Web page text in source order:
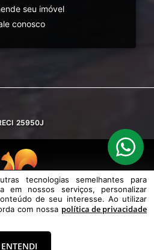
seu imóvel
conosco
25950J
PELAAGIL.NET
semelhantes para melhorar a
serviços, personalizar publicidade e
tecnologias semelhantes para
em nossos serviços, personalizar
de seu interesse. Ao utilizar
com nossa política de privacidade
ENTENDI